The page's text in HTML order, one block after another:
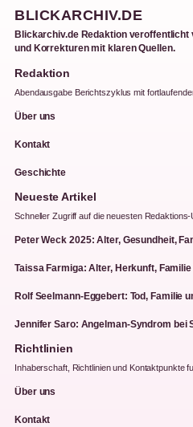
BLICKARCHIV.DE
Blickarchiv.de Redaktion
und Korrekturen mit klaren Quellen.
Redaktion
Abendausgabe Berichtszyklus mit
Über uns
Kontakt
Geschichte
Neueste Artikel
Schneller Zugriff auf die neuesten Redaktions-
Peter Weck 2025: Alter, Gesundheit,
Taissa Farmiga: Alter, Herkunft,
Rolf Seelmann-Eggebert: Tod, Familie
Jennifer Saro: Angelman-Syndrom bei
Richtlinien
Inhaberschaft, Richtlinien und Kontaktpunkte
Über uns
Kontakt